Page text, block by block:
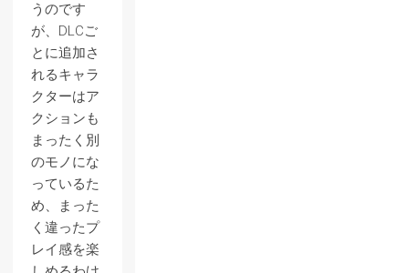
うのです
が、DLCご
とに追加さ
れるキャラ
クターはア
クションも
まったく別
のモノにな
っているた
め、まった
く違ったプ
レイ感を楽